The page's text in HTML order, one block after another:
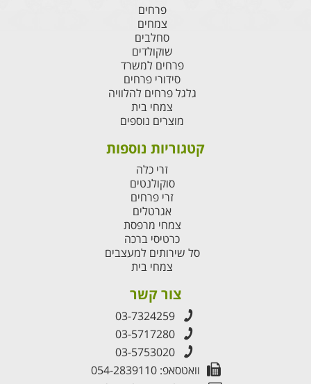
פרחים
צמחים
סחלבים
שוקולדים
פרחים למשרד
סידורי פרחים
גלגל פרחים להלוויה
צמחי בית
מוצרים נוספים
קטגוריות נוספות
זרי כלה
סוקולנטים
זרי פרחים
אגרטלים
צמחי מרפסת
כרטיסי ברכה
סל שירותים למעצבים
צמחי בית
צור קשר
03-7324259
03-5717280
03-5753020
וואטסאפ: 054-2839110